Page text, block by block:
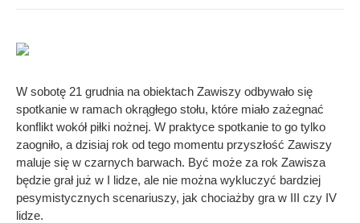
W sobotę 21 grudnia na obiektach Zawiszy odbywało się
spotkanie w ramach okrągłego stołu, które miało zażegnać
konflikt wokół piłki nożnej. W praktyce spotkanie to go tylko
zaogniło, a dzisiaj rok od tego momentu przyszłość Zawiszy
maluje się w czarnych barwach. Być może za rok Zawisza
będzie grał już w I lidze, ale nie można wykluczyć bardziej
pesymistycznych scenariuszy, jak chociażby gra w III czy IV
lidze.